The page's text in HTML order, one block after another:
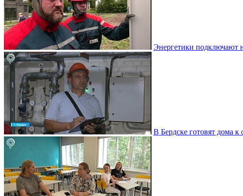
Энергетики подключают
В Бердске готовят дома к